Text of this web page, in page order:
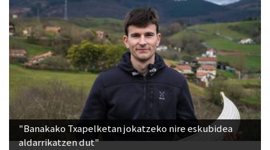
"Banakako Txapelketan jokatzeko nire eskubidea
aldarrikatzen dut"